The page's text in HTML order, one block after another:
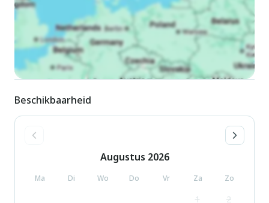
Beschikbaarheid
Augustus 2026
Ma Di Wo Do Vr Za Zo
1 2